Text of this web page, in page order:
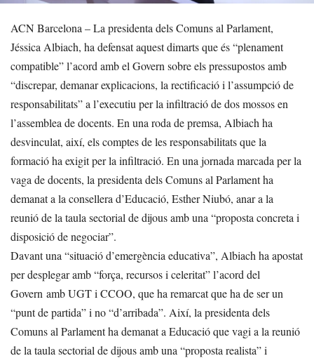
ACN Barcelona – La presidenta dels Comuns al Parlament,
Jéssica Albiach, ha defensat aquest dimarts que és “plenament
compatible” l’acord amb el Govern sobre els pressupostos amb
“discrepar, demanar explicacions, la rectificació i l’assumpció de
responsabilitats” a l’executiu per la infiltració de dos mossos en
l’assemblea de docents. En una roda de premsa, Albiach ha
desvinculat, així, els comptes de les responsabilitats que la
formació ha exigit per la infiltració. En una jornada marcada per la
vaga de docents, la presidenta dels Comuns al Parlament ha
demanat a la consellera d’Educació, Esther Niubó, anar a la
reunió de la taula sectorial de dijous amb una “proposta concreta i
disposició de negociar”.
Davant una “situació d’emergència educativa”, Albiach ha apostat
per desplegar amb “força, recursos i celeritat” l’acord del
Govern amb UGT i CCOO, que ha remarcat que ha de ser un
“punt de partida” i no “d’arribada”. Així, la presidenta dels
Comuns al Parlament ha demanat a Educació que vagi a la reunió
de la taula sectorial de dijous amb una “proposta realista” i